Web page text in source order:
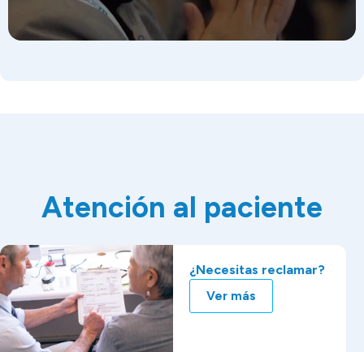
Atención al paciente
¿Necesitas reclamar?
Ver más